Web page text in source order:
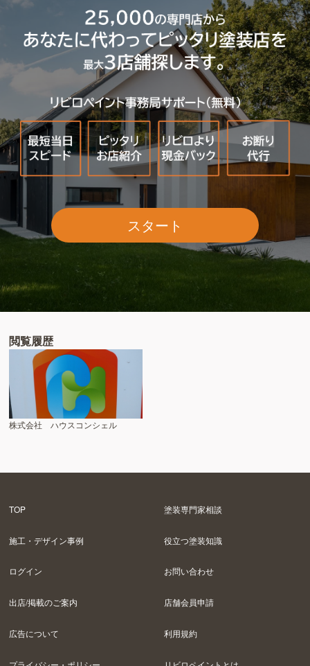
スタート
閲覧履歴
株式会社 ハウスコンシェル
TOP 塗装専門家相談
施工・デザイン事例 役立つ塗装知識
ログイン お問い合わせ
出店/掲載のご案内 店舗会員申請
広告について 利用規約